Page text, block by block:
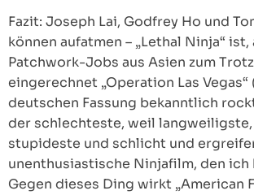
Fazit: Joseph Lai, Godfrey Ho und
können aufatmen – „Lethal Ninja“ ist,
Patchwork-Jobs aus Asien zum
eingerechnet „Operation Las
deutschen Fassung bekanntlich
der schlechteste, weil
stupideste und schlicht und
unenthusiastische Ninjafilm, den ich
Gegen dieses Ding wirkt „American